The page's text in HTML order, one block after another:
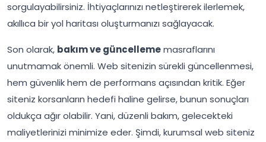
sorgulayabilirsiniz. İhtiyaçlarınızı netleştirerek ilerlemek,
akıllıca bir yol haritası oluşturmanızı sağlayacak.
Son olarak, bakım ve güncellememasraflarını
unutmamak önemli. Web sitenizin sürekli güncellenmesi,
hem güvenlik hem de performans açısından kritik. Eğer
siteniz korsanların hedefi haline gelirse, bunun sonuçları
oldukça ağır olabilir. Yani, düzenli bakım, gelecekteki
maliyetlerinizi minimize eder. Şimdi, kurumsal web siteniz